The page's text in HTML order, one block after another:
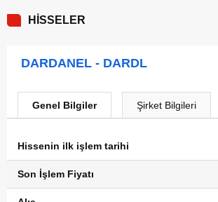
HİSSELER
DARDANEL - DARDL
Genel Bilgiler Şirket Bilgileri
Hissenin ilk işlem tarihi
Son İşlem Fiyatı